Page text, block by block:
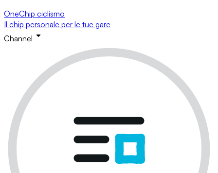
OneChip ciclismo
Il chip personale per le tue gare
Channel